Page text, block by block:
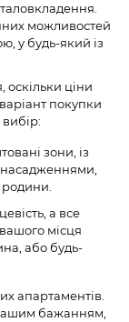
можливостей
у будь-який із
оскільки ціни
покупки
зони, із
родини.
а все
місця
або будь-
апартаментів.
бажанням,